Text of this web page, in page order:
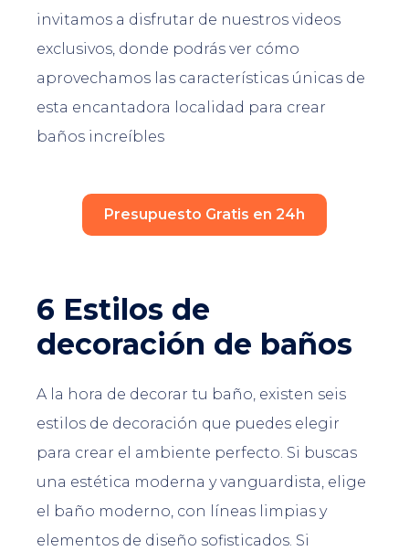
invitamos a disfrutar de nuestros videos
exclusivos, donde podrás ver cómo
aprovechamos las características únicas de
esta encantadora localidad para crear
baños increíbles
Presupuesto Gratis en 24h
6 Estilos de
decoración de baños
A la hora de decorar tu baño, existen seis
estilos de decoración que puedes elegir
para crear el ambiente perfecto. Si buscas
una estética moderna y vanguardista, elige
el baño moderno, con líneas limpias y
elementos de diseño sofisticados. Si